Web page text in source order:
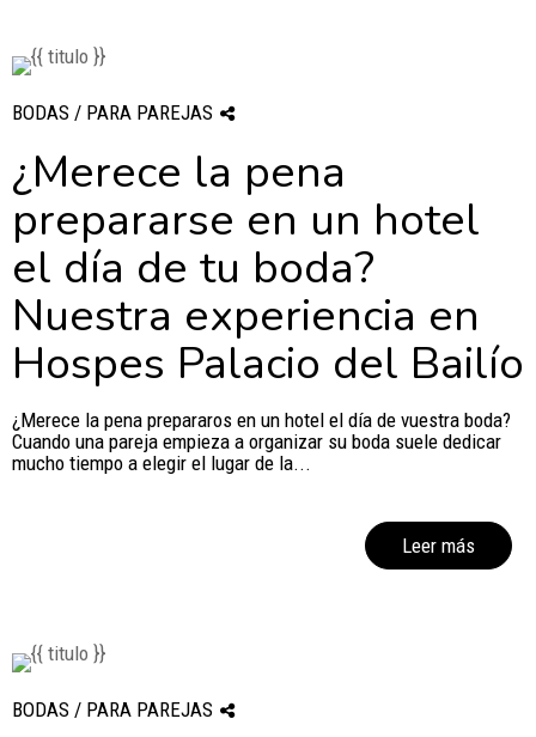
BODAS / PARA PAREJAS
¿Merece la pena
prepararse en un hotel
el día de tu boda?
Nuestra experiencia en
Hospes Palacio del Bailío
¿Merece la pena prepararos en un hotel el día de vuestra boda?
Cuando una pareja empieza a organizar su boda suele dedicar
mucho tiempo a elegir el lugar de la...
Leer más
BODAS / PARA PAREJAS